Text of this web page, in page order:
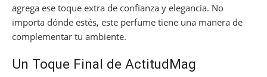
agrega ese toque extra de confianza y elegancia. No
importa dónde estés, este perfume tiene una manera de
complementar tu ambiente.
Un Toque Final de ActitudMag